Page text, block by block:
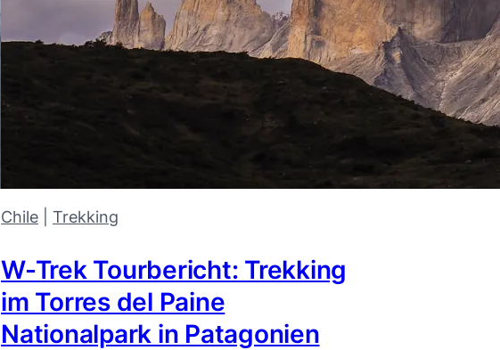
Chile Trekking
W-Trek Tourbericht: Trekking
im Torres del Paine
Nationalpark in Patagonien